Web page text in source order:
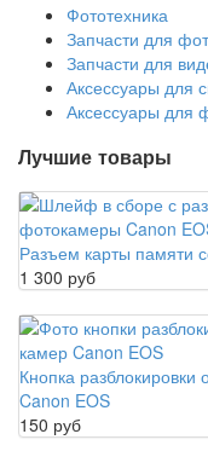
Фототехника
Запчасти для
Запчасти для
Аксессуары для
Аксессуары для
Лучшие товары
Разъем карты памяти
1 300 руб
Кнопка
Canon EOS
150 руб